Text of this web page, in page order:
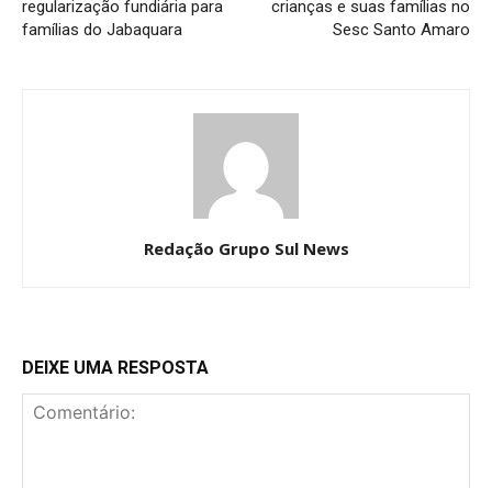
regularização fundiária para
famílias do Jabaquara
crianças e suas famílias no
Sesc Santo Amaro
Redação Grupo Sul News
DEIXE UMA RESPOSTA